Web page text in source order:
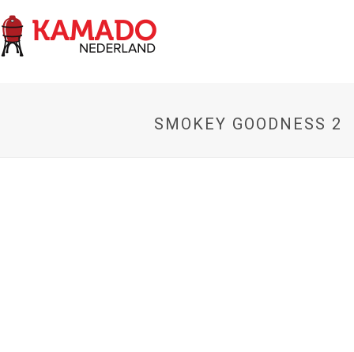
SMOKEY GOODNESS 2